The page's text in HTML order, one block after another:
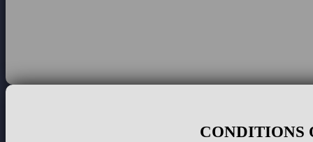
CONDITIONS